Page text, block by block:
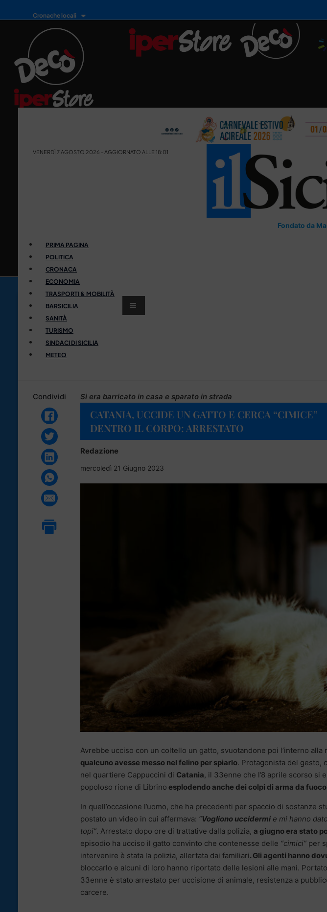
Cronache locali
VENERDÌ 7 AGOSTO 2026 - AGGIORNATO ALLE 18:01
Fondato da
PRIMA PAGINA
POLITICA
CRONACA
ECONOMIA
TRASPORTI & MOBILITÀ
BARSICILIA
SANITÀ
TURISMO
SINDACI DI SICILIA
METEO
Condividi Si era barricato in casa e sparato in strada
CATANIA, UCCIDE UN GATTO E CERCA “CIMICE”
DENTRO IL CORPO: ARRESTATO
Redazione
mercoledì 21 Giugno 2023
Avrebbe ucciso con un coltello un gatto, svuotandone poi l’interno alla
qualcuno avesse messo nel felino per spiarlo. Protagonista del gesto,
nel quartiere Cappuccini di Catania, il 33enne che l’8 aprile scorso si
popoloso rione di Librino esplodendo anche dei colpi di arma da fuoco
In quell’occasione l’uomo, che ha precedenti per spaccio di sostanze
postato un video in cui affermava: “Vogliono uccidermi e mi hanno
topi”. Arrestato dopo ore di trattative dalla polizia, a giugno era stato
episodio ha ucciso il gatto convinto che contenesse delle “cimici” per
intervenire è stata la polizia, allertata dai familiari. Gli agenti hanno
bloccarlo e alcuni di loro hanno riportato delle lesioni alle mani.
33enne è stato arrestato per uccisione di animale, resistenza a
carcere.